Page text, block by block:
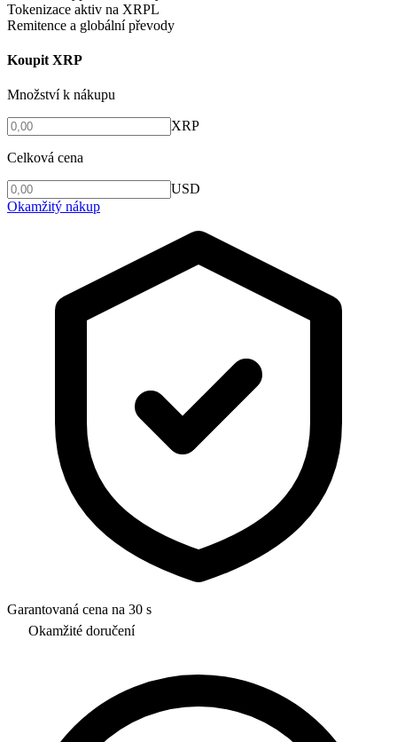
Tokenizace aktiv na XRPL
Remitence a globální převody
Koupit XRP
Množství k nákupu
XRP
Celková cena
USD
Okamžitý nákup
Garantovaná cena na 30 s
Okamžité doručení